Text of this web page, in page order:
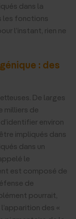
dans la
les fonctions
l’instant, rien ne
: des
De larges
milliers de
environ
impliqués dans
dans un
le
est composé de
de
pourrait,
des «